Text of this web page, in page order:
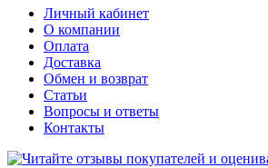
Личный кабинет
О компании
Оплата
Доставка
Обмен и возврат
Статьи
Вопросы и ответы
Контакты